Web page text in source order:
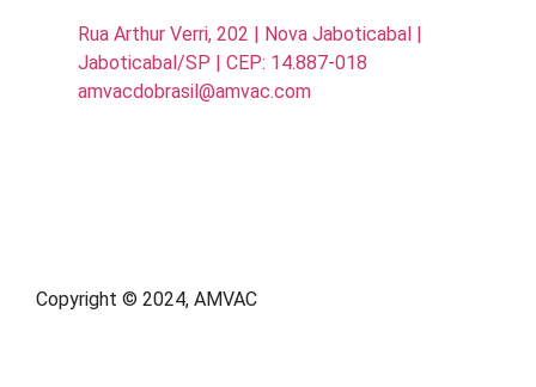
Rua Arthur Verri, 202 | Nova Jaboticabal |
Jaboticabal/SP | CEP: 14.887-018
amvacdobrasil@amvac.com
Copyright © 2024, AMVAC